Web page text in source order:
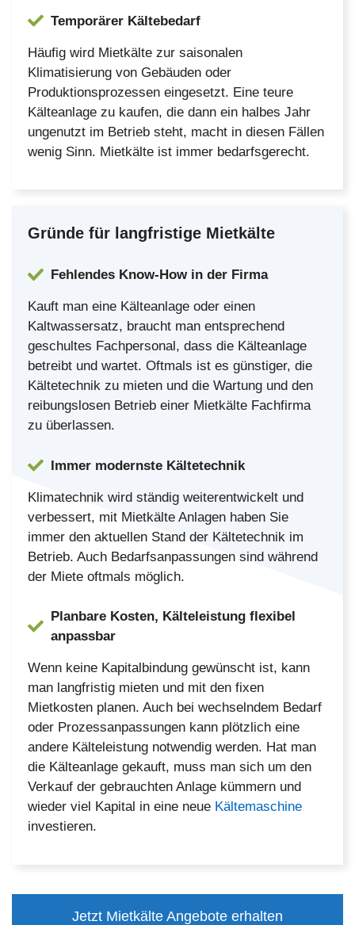
Temporärer Kältebedarf
Häufig wird Mietkälte zur saisonalen
Klimatisierung von Gebäuden oder
Produktionsprozessen eingesetzt. Eine teure
Kälteanlage zu kaufen, die dann ein halbes Jahr
ungenutzt im Betrieb steht, macht in diesen Fällen
wenig Sinn. Mietkälte ist immer bedarfsgerecht.
Gründe für langfristige Mietkälte
Fehlendes Know-How in der Firma
Kauft man eine Kälteanlage oder einen
Kaltwassersatz, braucht man entsprechend
geschultes Fachpersonal, dass die Kälteanlage
betreibt und wartet. Oftmals ist es günstiger, die
Kältetechnik zu mieten und die Wartung und den
reibungslosen Betrieb einer Mietkälte Fachfirma
zu überlassen.
Immer modernste Kältetechnik
Klimatechnik wird ständig weiterentwickelt und
verbessert, mit Mietkälte Anlagen haben Sie
immer den aktuellen Stand der Kältetechnik im
Betrieb. Auch Bedarfsanpassungen sind während
der Miete oftmals möglich.
Planbare Kosten, Kälteleistung flexibel
anpassbar
Wenn keine Kapitalbindung gewünscht ist, kann
man langfristig mieten und mit den fixen
Mietkosten planen. Auch bei wechselndem Bedarf
oder Prozessanpassungen kann plötzlich eine
andere Kälteleistung notwendig werden. Hat man
die Kälteanlage gekauft, muss man sich um den
Verkauf der gebrauchten Anlage kümmern und
wieder viel Kapital in eine neue Kältemaschine
investieren.
Jetzt Mietkälte Angebote erhalten